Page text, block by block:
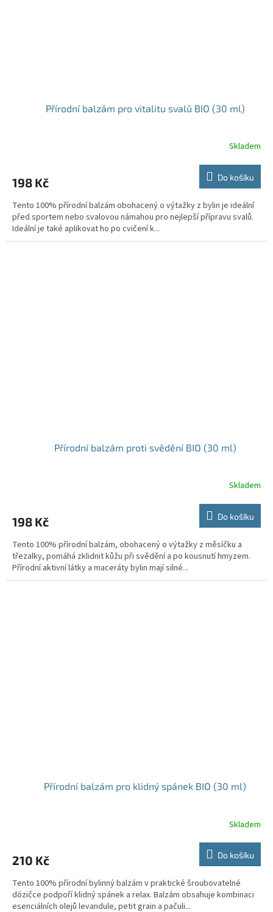
Přírodní balzám pro vitalitu svalů BIO (30 ml)
Skladem
198 Kč Do košíku
Tento 100% přírodní balzám obohacený o výtažky z bylin je ideální
před sportem nebo svalovou námahou pro nejlepší přípravu svalů.
Ideální je také aplikovat ho po cvičení k...
Přírodní balzám proti svědění BIO (30 ml)
Skladem
198 Kč Do košíku
Tento 100% přírodní balzám, obohacený o výtažky z měsíčku a
třezalky, pomáhá zklidnit kůžu při svědění a po kousnutí hmyzem.
Přírodní aktivní látky a maceráty bylin mají silné...
Přírodní balzám pro klidný spánek BIO (30 ml)
Skladem
210 Kč Do košíku
Tento 100% přírodní bylinný balzám v praktické šroubovatelné
dózičce podpoří klidný spánek a relax. Balzám obsahuje kombinaci
esenciálních olejů levandule, petit grain a pačuli...